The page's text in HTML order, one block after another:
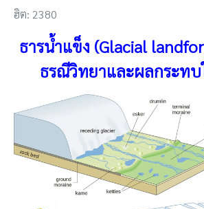
ฮิต: 2380
ธารน้ำแข็ง (Glacial
ธรณีวิทยาและผลกระท